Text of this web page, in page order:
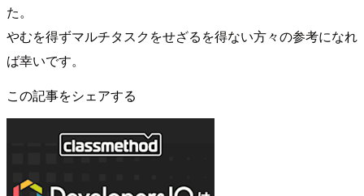
た。
やむを得ずマルチタスクをせざるを得ない方々の参考になれ
ば幸いです。
この記事をシェアする